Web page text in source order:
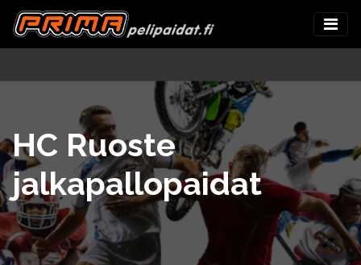
HC Ruoste
jalkapallopaidat